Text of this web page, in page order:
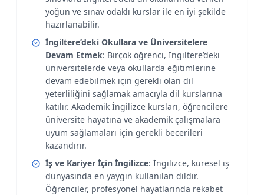
yoğun ve sınav odaklı kurslar ile en iyi şekilde
hazırlanabilir.
İngiltere’deki Okullara ve Üniversitelere
Devam Etmek: Birçok öğrenci, İngiltere’deki
üniversitelerde veya okullarda eğitimlerine
devam edebilmek için gerekli olan dil
yeterliliğini sağlamak amacıyla dil kurslarına
katılır. Akademik İngilizce kursları, öğrencilere
üniversite hayatına ve akademik çalışmalara
uyum sağlamaları için gerekli becerileri
kazandırır.
İş ve Kariyer İçin İngilizce: İngilizce, küresel iş
dünyasında en yaygın kullanılan dildir.
Öğrenciler, profesyonel hayatlarında rekabet